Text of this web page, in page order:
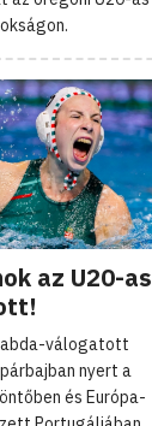
az U20-as
válogatott
nyert a
és Európa-